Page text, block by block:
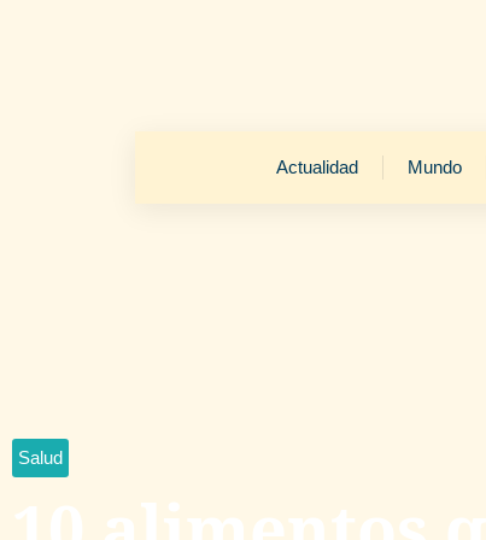
Actualidad Mundo
Salud